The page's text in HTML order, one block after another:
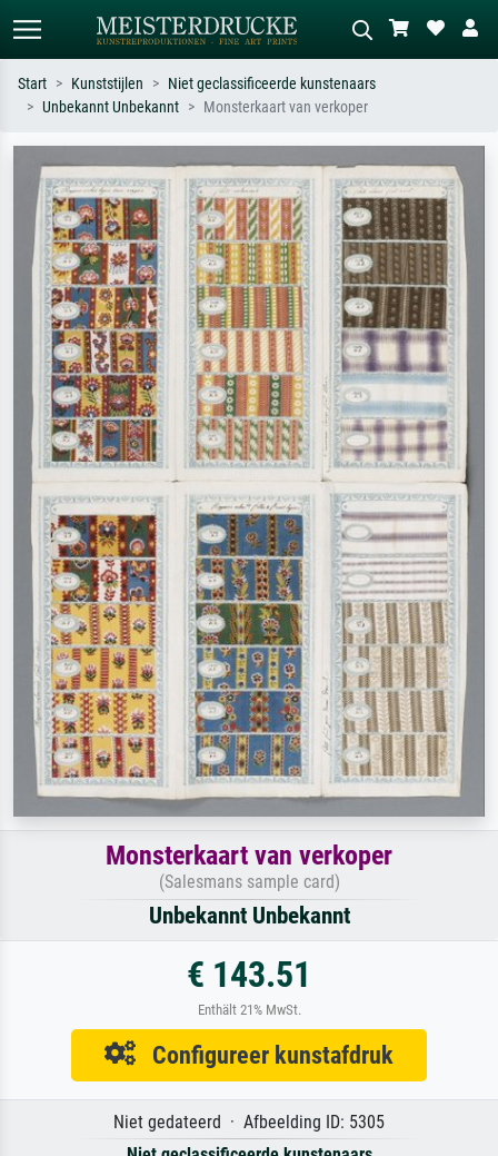
Zoek op kunstenaar, titel of stijl – bijv.
Monet, Sterrennacht, impressionisme,
Hokusai-golf, naakt.
Beschrijf de scène – bijv. groene
weide, abstract met veel rood, donker
olieverfschilderij, staand naakt naast
een boom.
Start Kunststijlen
Niet geclassificeerde kunstenaars
Unbekannt Unbekannt
Monsterkaart van verkoper
Monsterkaart van verkoper
(Salesmans sample card)
Unbekannt Unbekannt
€ 143.51
Enthält 21% MwSt.
Configureer kunstafdruk
Niet gedateerd · Afbeelding ID: 5305